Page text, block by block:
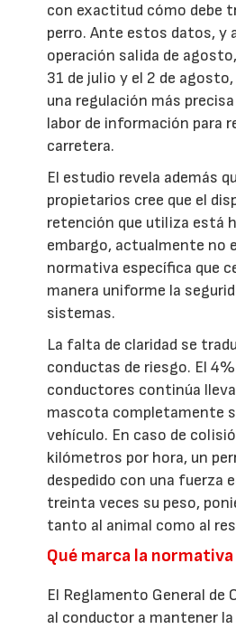
con exactitud cómo debe
perro. Ante estos datos, y
operación salida de
31 de julio y el 2 de agosto,
una regulación más
labor de información para
carretera.
El estudio revela además
propietarios cree que el
retención que utiliza está
embargo, actualmente no
normativa específica que
manera uniforme la
sistemas.
La falta de claridad se
conductas de riesgo. El
conductores continúa
mascota completamente
vehículo. En caso de
kilómetros por hora, un
despedido con una fuerza
treinta veces su peso,
tanto al animal como al
Qué marca la normativa
El Reglamento General de
al conductor a mantener